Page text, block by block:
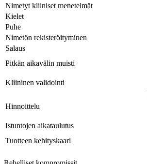
Nimetyt kliiniset menetelmät
Kielet
Puhe
Nimetön rekisteröityminen
Salaus
Pitkän aikavälin muisti
Kliininen validointi
Hinnoittelu
Istuntojen aikataulutus
Tuotteen kehityskaari